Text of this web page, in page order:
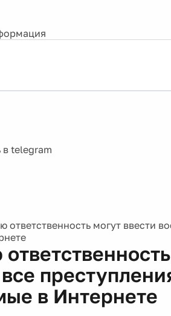
ответственность могут ввести
в Интернете